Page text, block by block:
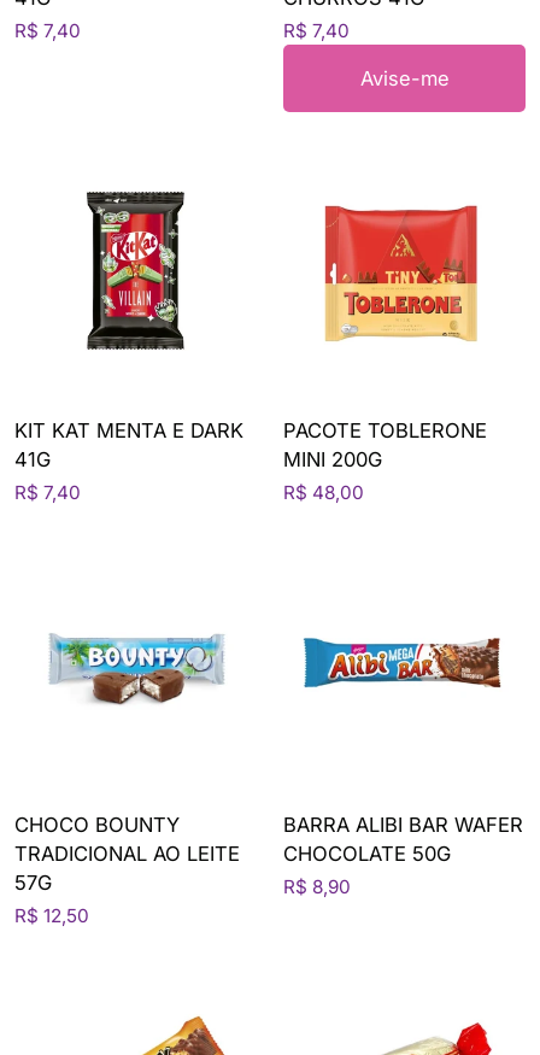
R$ 7,40 R$ 7,40
Avise-me
KIT KAT MENTA E DARK
41G
R$ 7,40
PACOTE TOBLERONE
MINI 200G
R$ 48,00
CHOCO BOUNTY
TRADICIONAL AO LEITE
57G
R$ 12,50
BARRA ALIBI BAR WAFER
CHOCOLATE 50G
R$ 8,90